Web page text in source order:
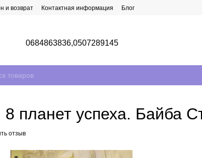
и возврат Контактная информация Блог
0684863836,0507289145
планет успеха. Байба
отзыв